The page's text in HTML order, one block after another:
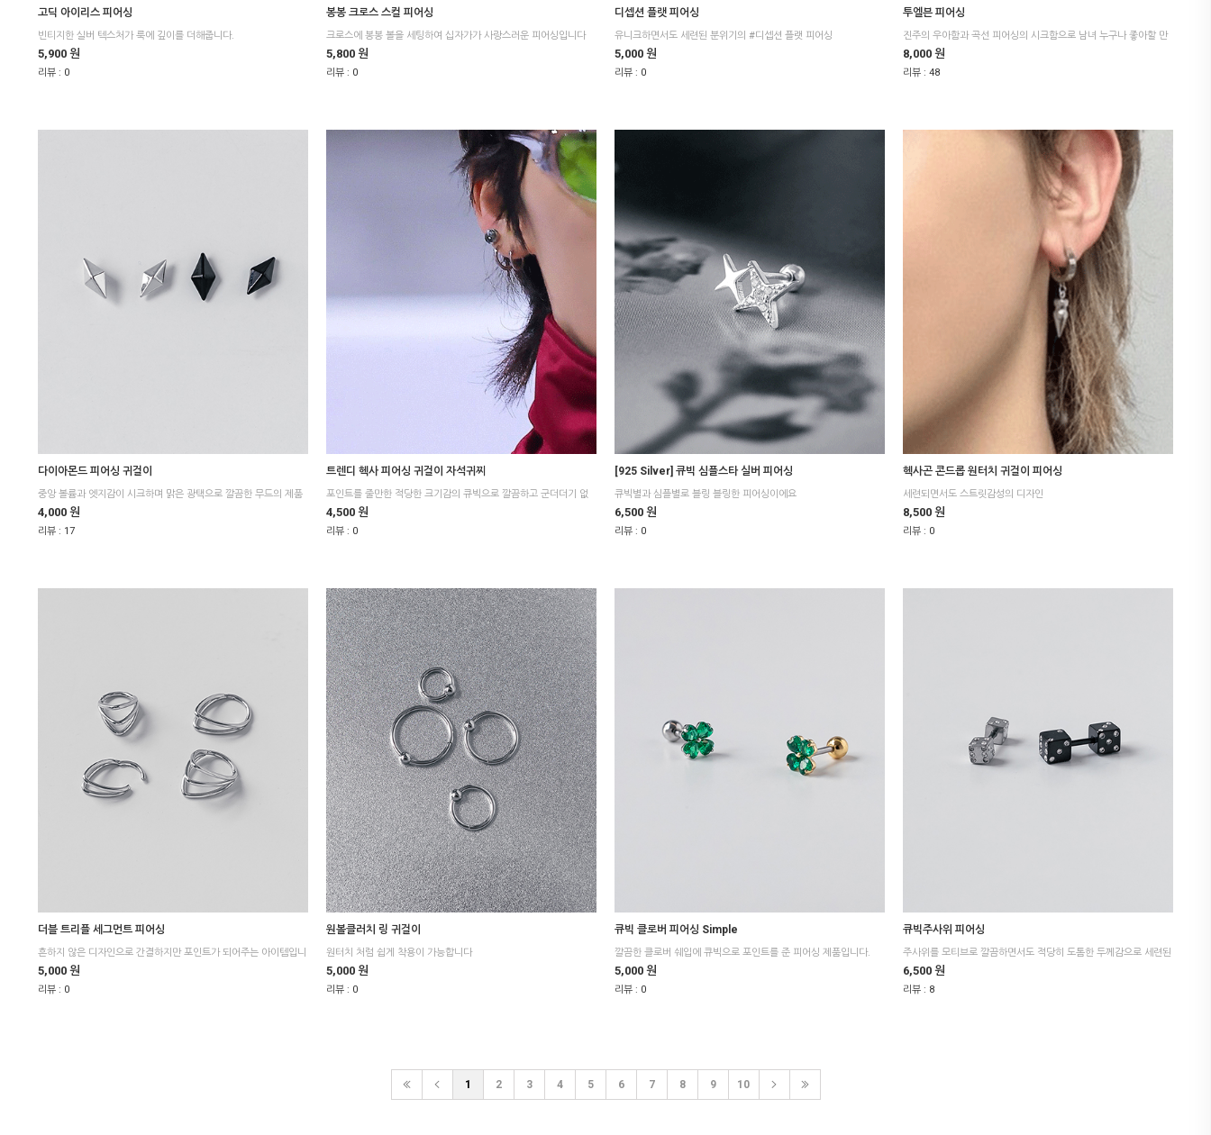
고딕 아이리스 피어싱
빈티지한 실버 텍스처가 룩에 깊이를 더해줍니다.
5,900 원
리뷰 : 0
봉봉 크로스 스컬 피어싱
크로스에 봉봉 볼을 세팅하여 십자가가 사랑스러운 피어싱입니다
5,800 원
리뷰 : 0
디셉션 플랫 피어싱
유니크하면서도 세련된 분위기의 #디셉션 플랫 피어싱
5,000 원
리뷰 : 0
투엘븐 피어싱
8,000 원
리뷰 : 48
다이아몬드 피어싱 귀걸이
4,000 원
리뷰 : 17
트렌디 헥사 피어싱 귀걸이 자석귀찌
4,500 원
리뷰 : 0
[925 Silver] 큐빅 심플스타 실버 피어싱
큐빅별과 심플별로 블링 블링한 피어싱이에요
6,500 원
리뷰 : 0
헥사곤 콘드롭 원터치 귀걸이 피어싱
세련되면서도 스트릿감성의 디자인
8,500 원
리뷰 : 0
더블 트리플 세그먼트 피어싱
5,000 원
리뷰 : 0
원볼클러치 링 귀걸이
원터치 처럼 쉽게 착용이 가능합니다
5,000 원
리뷰 : 0
큐빅 클로버 피어싱 Simple
깔끔한 클로버 쉐입에 큐빅으로 포인트를 준 피어싱 제품입니다.
5,000 원
리뷰 : 0
큐빅주사위 피어싱
6,500 원
리뷰 : 8
1 2 3 4 5 6 7 8 9 10